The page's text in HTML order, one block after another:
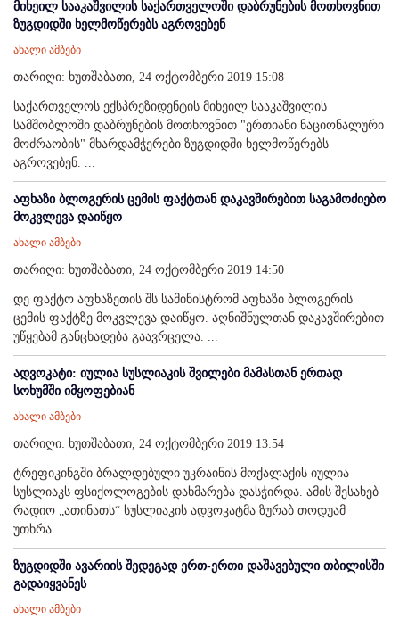
მიხეილ სააკაშვილის საქართველოში დაბრუნების მოთხოვნით
ზუგდიდში ხელმოწერებს აგროვებენ
ახალი ამბები
თარიღი: ხუთშაბათი, 24 ოქტომბერი 2019 15:08
საქართველოს ექსპრეზიდენტის მიხეილ სააკაშვილის
სამშობლოში დაბრუნების მოთხოვნით "ერთიანი ნაციონალური
მოძრაობის" მხარდამჭერები ზუგდიდში ხელმოწერებს
აგროვებენ. ...
აფხაზი ბლოგერის ცემის ფაქტთან დაკავშირებით საგამოძიებო
მოკვლევა დაიწყო
ახალი ამბები
თარიღი: ხუთშაბათი, 24 ოქტომბერი 2019 14:50
დე ფაქტო აფხაზეთის შს სამინისტრომ აფხაზი ბლოგერის
ცემის ფაქტზე მოკვლევა დაიწყო. აღნიშნულთან დაკავშირებით
უწყებამ განცხადება გაავრცელა. ...
ადვოკატი: იულია სუსლიაკის შვილები მამასთან ერთად
სოხუმში იმყოფებიან
ახალი ამბები
თარიღი: ხუთშაბათი, 24 ოქტომბერი 2019 13:54
ტრეფიკინგში ბრალდებული უკრაინის მოქალაქის იულია
სუსლიაკს ფსიქოლოგების დახმარება დასჭირდა. ამის შესახებ
რადიო „ათინათს“ სუსლიაკის ადვოკატმა ზურაბ თოდუამ
უთხრა. ...
ზუგდიდში ავარიის შედეგად ერთ-ერთი დაშავებული თბილისში
გადაიყვანეს
ახალი ამბები